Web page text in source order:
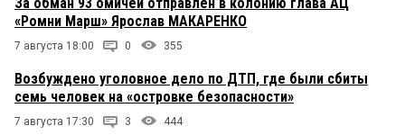
За обман 93 омичей отправлен в колонию глава АЦ
«Ромни Марш» Ярослав МАКАРЕНКО
7 августа 18:00 0 355
Возбуждено уголовное дело по ДТП, где были сбиты
семь человек на «островке безопасности»
7 августа 17:30 3 444